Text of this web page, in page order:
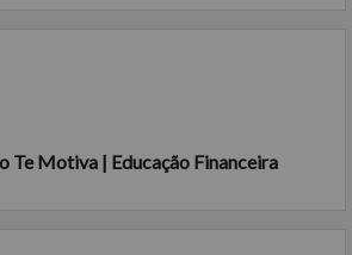
Te Motiva | Educação Financeira